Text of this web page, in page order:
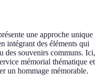
une approche unique
intégrant des éléments qui
des souvenirs communs. Ici,
mémorial thématique et
un hommage mémorable.